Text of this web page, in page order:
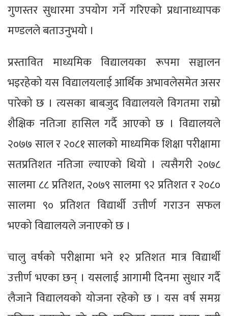
गुणस्तर सुधारमा उपयोग गर्ने गरिएको प्रधानाध्यापक
मण्डलले बताउनुभयो ।
प्रस्तावित माध्यमिक विद्यालयका रूपमा सञ्चालन
भइरहेको यस विद्यालयलाई आर्थिक अभावलेसमेत असर
पारेको छ । त्यसका बाबजुद विद्यालयले विगतमा राम्रो
शैक्षिक नतिजा हासिल गर्दै आएको छ । विद्यालयले
२०७७ साल र २०८१ सालको माध्यमिक शिक्षा परीक्षामा
सतप्रतिशत नतिजा ल्याएको थियो । त्यसैगरी २०७८
सालमा ८८ प्रतिशत, २०७९ सालमा ९२ प्रतिशत र २०८०
सालमा ९० प्रतिशत विद्यार्थी उत्तीर्ण गराउन सफल
भएको विद्यालयले जनाएको छ ।
चालु वर्षको परीक्षामा भने १२ प्रतिशत मात्र विद्यार्थी
उत्तीर्ण भएका छन् । यसलाई आगामी दिनमा सुधार गर्दै
लैजाने विद्यालयको योजना रहेको छ । यस वर्ष समग्र